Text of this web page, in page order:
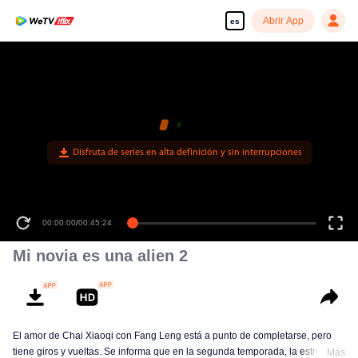
es Abrir App
00:00:00/00:45:24
Mi novia es una alien 2
El amor de Chai Xiaoqi con Fang Leng está a punto de completarse, pero
tiene giros y vueltas. Se informa que en la segunda temporada, la estrellaMás